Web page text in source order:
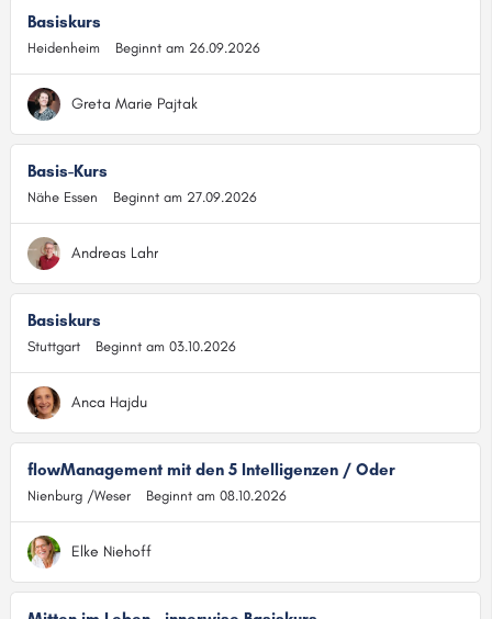
Basiskurs
Heidenheim Beginnt am 26.09.2026
Greta Marie Pajtak
Basis-Kurs
Nähe Essen Beginnt am 27.09.2026
Andreas Lahr
Basiskurs
Stuttgart Beginnt am 03.10.2026
Anca Hajdu
flowManagement mit den 5 Intelligenzen / Oder
Nienburg /Weser Beginnt am 08.10.2026
Elke Niehoff